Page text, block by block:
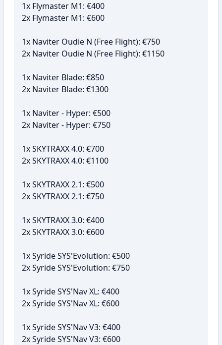
1x Flymaster M1: €400
2x Flymaster M1: €600
1x Naviter Oudie N (Free Flight): €750
2x Naviter Oudie N (Free Flight): €1150
1x Naviter Blade: €850
2x Naviter Blade: €1300
1x Naviter - Hyper: €500
2x Naviter - Hyper: €750
1x SKYTRAXX 4.0: €700
2x SKYTRAXX 4.0: €1100
1x SKYTRAXX 2.1: €500
2x SKYTRAXX 2.1: €750
1x SKYTRAXX 3.0: €400
2x SKYTRAXX 3.0: €600
1x Syride SYS'Evolution: €500
2x Syride SYS'Evolution: €750
1x Syride SYS'Nav XL: €400
2x Syride SYS'Nav XL: €600
1x Syride SYS'Nav V3: €400
2x Syride SYS'Nav V3: €600